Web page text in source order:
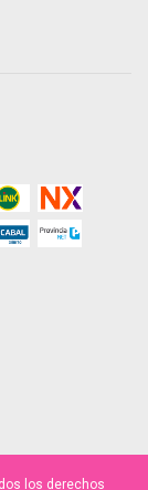
los derechos